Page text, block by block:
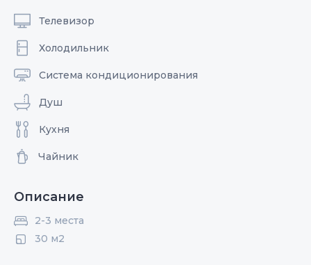
Телевизор
Холодильник
Система кондиционирования
Душ
Кухня
Чайник
Описание
2-3 места
30 м2